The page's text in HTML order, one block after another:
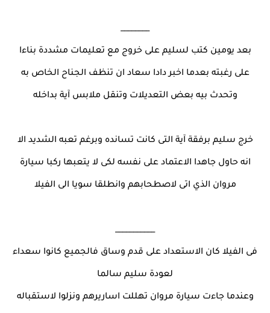
________
بعد يومين كتب لسليم على خروج مع تعليمات مشددة بناءا
على رغبته بعدما اخبر دادا سعاد ان تنظف الجناح الخاص به
وتحدث بيه بعض التعديلات وتنقل ملابس آية بداخله
خرج سليم برفقة آية التى كانت تسانده وبرغم تعبه الشديد الا
انه حاول جاهدا الاعتماد على نفسه لكى لا يتعبها ركبا سيارة
مروان الذي اتى لاصطحابهم وانطلقا سويا الى الفيلا
___________
فى الفيلا كان الاستعداد على قدم وساق فالجميع كانوا سعداء
لعودة سليم سالما
وعندما جاءت سيارة مروان تهللت اساريرهم ونزلوا لاستقباله